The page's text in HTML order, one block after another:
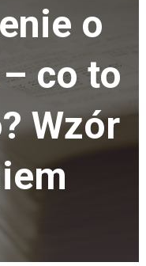
o
co to
Wzór